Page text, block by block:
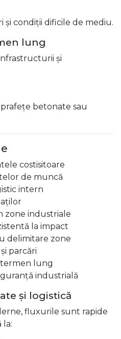
și condiții dificile de mediu.
lung
și
betonate sau
costisitoare
de muncă
intern
zone industriale
la impact
delimitare zone
parcări
lung
industrială
și logistică
fluxurile sunt rapide
la: